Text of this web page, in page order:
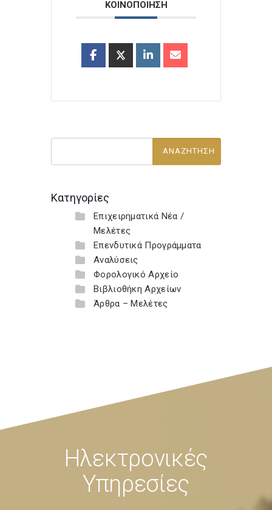
ΚΟΙΝΟΠΟΙΗΣΗ
Κατηγορίες
Επιχειρηματικά Νέα /
Μελέτες
Επενδυτικά Προγράμματα
Αναλύσεις
Φορολογικό Αρχείο
Βιβλιοθήκη Αρχείων
Άρθρα – Μελέτες
Ηλεκτρονικές
Υπηρεσίες